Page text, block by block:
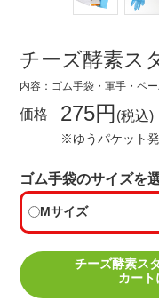
チーズ酵素ス
内容：ゴム手袋・軍手・ペ
価格 275円(税込)
※ゆうパケット発
ゴム手袋のサイズを
Mサイズ
チーズ酵素ス
カート